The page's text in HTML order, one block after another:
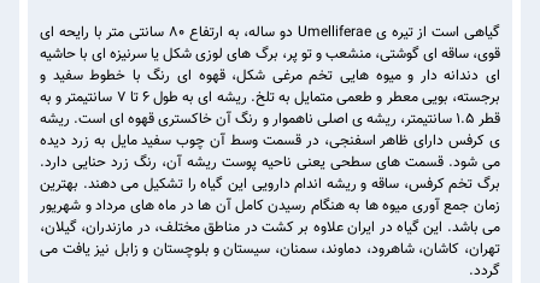
گیاهی است از تیره ی Umelliferae دو ساله، به ارتفاع 80 سانتی متر با رایحه ای
قوی، ساقه ای گوشتی، منشعب و تو پر، برگ های لوزی شکل یا سرنیزه ای با حاشیه
ای دندانه دار و میوه هایی تخم مرغی شکل، قهوه ای رنگ با خطوط سفید و
برجسته، بویی معطر و طعمی متمایل به تلخ. ریشه ای به طول 6 تا 7 سانتیمتر و به
قطر ۱.۵ سانتیمتر، ریشه ی اصلی ناهموار و رنگ آن خاکستری قهوه ای است. ریشه
ی کرفس دارای ظاهر اسفنجی، در قسمت وسط آن چوب سفید مایل به زرد دیده
می شود. قسمت های سطحی یعنی ناحیه پوست ریشه آن، رنگ زرد حنایی دارد.
برگ تخم کرفس، ساقه و ریشه اندام دارویی این گیاه را تشکیل می دهند. بهترین
زمان جمع آوری میوه ها به هنگام رسیدن کامل آن ها در ماه های مرداد و شهریور
می باشد. این گیاه در ایران علاوه بر کشت در مناطق مختلف، در مازندران، گیلان،
تهران، کاشان، شاهرود، دماوند، سمنان، سیستان و بلوچستان و زابل نیز یافت می
گردد.